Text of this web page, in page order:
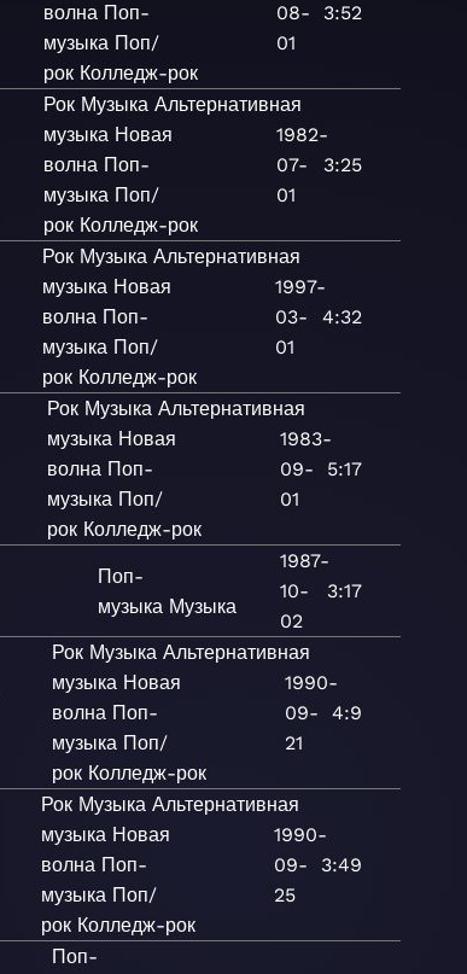
волна Поп-
музыка Поп/
рок Колледж-рок
08-
01
3:52
Рок Музыка Альтернативная
музыка Новая
волна Поп-
музыка Поп/
рок Колледж-рок
1982-
07-
01
3:25
Рок Музыка Альтернативная
музыка Новая
волна Поп-
музыка Поп/
рок Колледж-рок
1997-
03-
01
4:32
Рок Музыка Альтернативная
музыка Новая
волна Поп-
музыка Поп/
рок Колледж-рок
1983-
09-
01
5:17
Поп-
музыка Музыка
1987-
10-
02
3:17
Рок Музыка Альтернативная
музыка Новая
волна Поп-
музыка Поп/
рок Колледж-рок
1990-
09-
21
4:9
Рок Музыка Альтернативная
музыка Новая
волна Поп-
музыка Поп/
рок Колледж-рок
1990-
09-
25
3:49
Поп-